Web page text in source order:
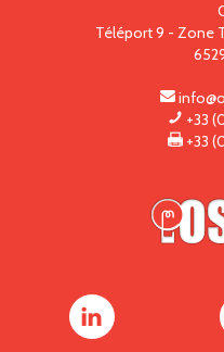
Téléport 9 - Zone
+33
+33
Oshino